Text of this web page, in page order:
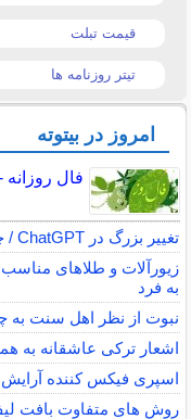
قیمت تبلت
تیتر روزنامه ها
امروز در بیتوته
فال روزانه - جمعه
تغییر بزرگ در ChatGPT / چت متنی نامحدود و رایگان
زیورآلات و طلاهای
به فرد
نبوت از نظر اهل سنت
اشعار ترکی عاشقانه به
اسپری فیکس کننده آرایش
روش های متفاوت بافت